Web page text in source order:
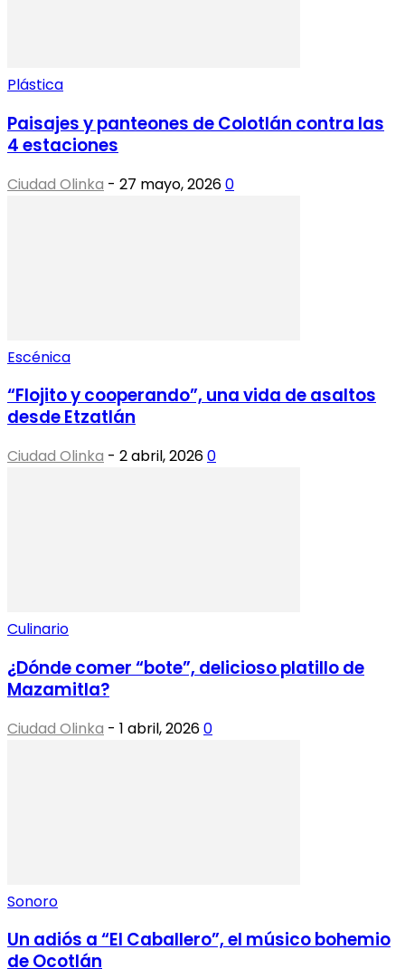
Plástica
Paisajes y panteones de Colotlán contra las
4 estaciones
Ciudad Olinka - 27 mayo, 20260
Escénica
“Flojito y cooperando”, una vida de asaltos
desde Etzatlán
Ciudad Olinka - 2 abril, 20260
Culinario
¿Dónde comer “bote”, delicioso platillo de
Mazamitla?
Ciudad Olinka - 1 abril, 20260
Sonoro
Un adiós a “El Caballero”, el músico bohemio
de Ocotlán